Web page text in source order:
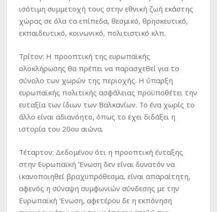
ισότιμη συμμετοχή τους στην εθνική ζωή εκάστης
χώρας σε όλα τα επίπεδα, θεσμικό, θρησκευτικό,
εκπαιδευτικό, κοινωνικό, πολιτιστικό κλπ.
Τρίτον: Η προοπτική της ευρωπαϊκής
ολοκλήρωσης θα πρέπει να παρασχεθεί για το
σύνολο των χωρών της περιοχής. Η ύπαρξη
ευρωπαϊκής πολιτικής ασφάλειας προϋποθέτει την
ευταξία των ίδιων των Βαλκανίων. Το ένα χωρίς το
άλλο είναι αδιανόητο, όπως το έχει διδάξει η
ιστορία του 20ου αιώνα.
Τέταρτον: Δεδομένου ότι η προοπτική ένταξης
στην Ευρωπαϊκή Ένωση δεν είναι δυνατόν να
ικανοποιηθεί βραχυπρόθεσμα, είναι απαραίτητη,
αφενός η σύναψη συμφωνιών σύνδεσης με την
Ευρωπαϊκή Ένωση, αφετέρου δε η εκπόνηση